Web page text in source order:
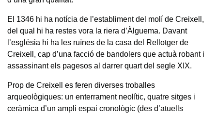
El 1346 hi ha notícia de l’establiment del molí de Creixell,
del qual hi ha restes vora la riera d’Àlguema. Davant
l’església hi ha les ruïnes de la casa del Rellotger de
Creixell, cap d’una facció de bandolers que actuà robant i
assassinant els pagesos al darrer quart del segle XIX.
Prop de Creixell es feren diverses troballes
arqueològiques: un enterrament neolític, quatre sitges i
ceràmica d’un ampli espai cronològic (des d’atuells